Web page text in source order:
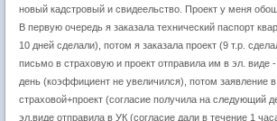
новый кадстровый и свидеельство. Проект у меня
В первую очередь я заказала технический паспорт
10 дней сделали), потом я заказала проект (9 т.р.
письмо в страховую и проект отправила им в эл. виде
день (коэффициент не увеличился), потом заявление
страховой+проект (согласие получила на следующий
эл.виде отправила в УК (согласие дали в течение 1